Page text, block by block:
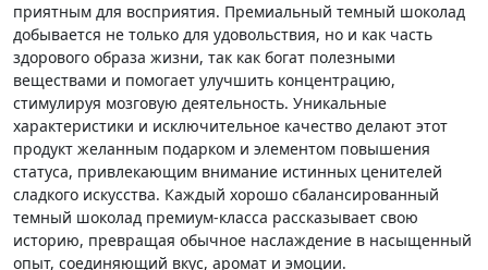
приятным для восприятия. Премиальный темный шоколад
добывается не только для удовольствия, но и как часть
здорового образа жизни, так как богат полезными
веществами и помогает улучшить концентрацию,
стимулируя мозговую деятельность. Уникальные
характеристики и исключительное качество делают этот
продукт желанным подарком и элементом повышения
статуса, привлекающим внимание истинных ценителей
сладкого искусства. Каждый хорошо сбалансированный
темный шоколад премиум-класса рассказывает свою
историю, превращая обычное наслаждение в насыщенный
опыт, соединяющий вкус, аромат и эмоции.